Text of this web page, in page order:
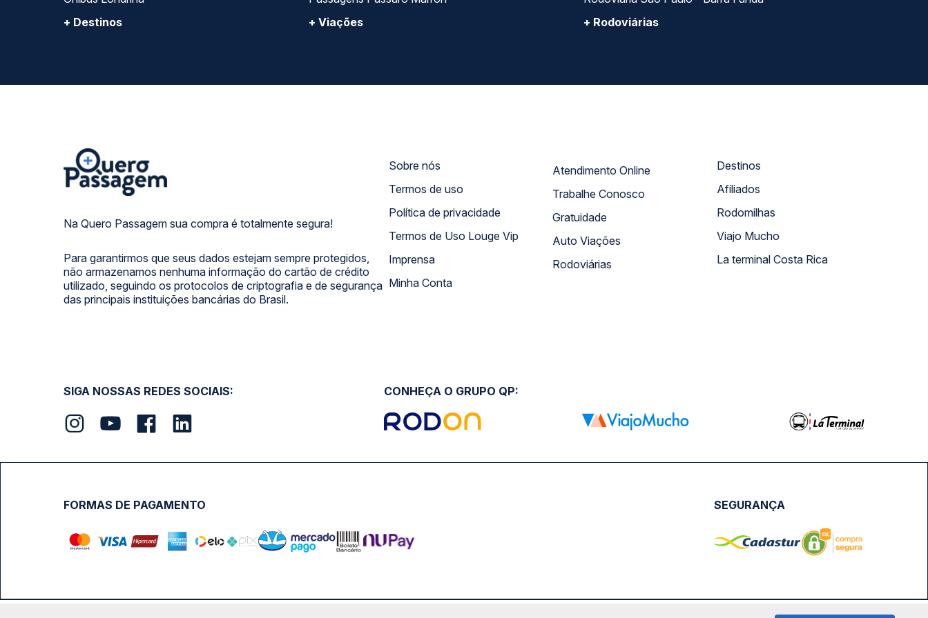
+ Destinos
+ Viações
+ Rodoviárias
Na Quero Passagem sua compra é totalmente segura!
Para garantirmos que seus dados estejam sempre protegidos,
não armazenamos nenhuma informação do cartão de crédito
utilizado, seguindo os protocolos de criptografia e de segurança
das principais instituições bancárias do Brasil.
Sobre nós
Termos de uso
Política de privacidade
Termos de Uso Louge Vip
Imprensa
Minha Conta
Atendimento Online
Trabalhe Conosco
Gratuidade
Auto Viações
Rodoviárias
Destinos
Afiliados
Rodomilhas
Viajo Mucho
La terminal Costa Rica
SIGA NOSSAS REDES SOCIAIS: CONHEÇA O GRUPO QP:
FORMAS DE PAGAMENTO SEGURANÇA